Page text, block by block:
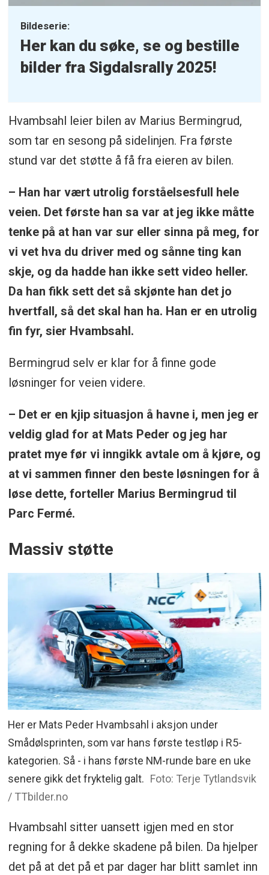
Bildeserie:
Her kan du søke, se og bestille
bilder fra Sigdalsrally 2025!
Hvambsahl leier bilen av Marius Bermingrud,
som tar en sesong på sidelinjen. Fra første
stund var det støtte å få fra eieren av bilen.
– Han har vært utrolig forståelsesfull hele
veien. Det første han sa var at jeg ikke måtte
tenke på at han var sur eller sinna på meg, for
vi vet hva du driver med og sånne ting kan
skje, og da hadde han ikke sett video heller.
Da han fikk sett det så skjønte han det jo
hvertfall, så det skal han ha. Han er en utrolig
fin fyr, sier Hvambsahl.
Bermingrud selv er klar for å finne gode
løsninger for veien videre.
– Det er en kjip situasjon å havne i, men jeg er
veldig glad for at Mats Peder og jeg har
pratet mye før vi inngikk avtale om å kjøre, og
at vi sammen finner den beste løsningen for å
løse dette, forteller Marius Bermingrud til
Parc Fermé.
Massiv støtte
Her er Mats Peder Hvambsahl i aksjon under
Smådølsprinten, som var hans første testløp i R5-
kategorien. Så - i hans første NM-runde bare en uke
senere gikk det fryktelig galt. Foto: Terje Tytlandsvik
/ TTbilder.no
Hvambsahl sitter uansett igjen med en stor
regning for å dekke skadene på bilen. Da hjelper
det på at det på et par dager har blitt samlet inn